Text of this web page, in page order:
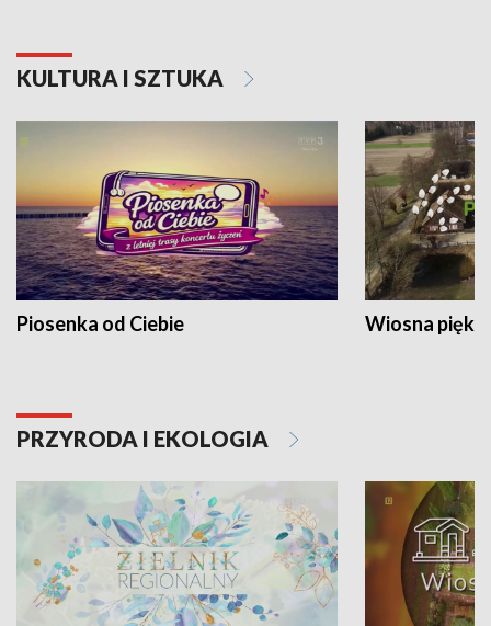
KULTURA I SZTUKA
Piosenka od Ciebie Wiosna
PRZYRODA I EKOLOGIA